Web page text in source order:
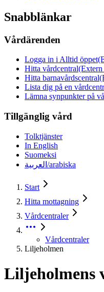
Snabblänkar
Vårdärenden
Logga in i Alltid öppet
Hitta vårdcentral
Hitta barnavårdscentral
Lista dig på en
Lämna synpunkter på
Tillgänglig vård
Tolktjänster
In English
Suomeksi
العربية/arabiska
Start
Hitta mottagning
Vårdcentraler
Vårdcentraler
Liljeholmen
Liljeholmens